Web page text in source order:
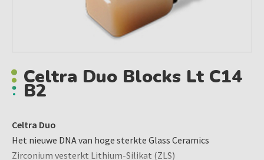
Celtra Duo Blocks Lt C14
B2
Celtra Duo
Het nieuwe DNA van hoge sterkte Glass Ceramics
Zirconium vesterkt Lithium-Silikat (ZLS)